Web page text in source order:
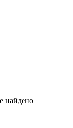
найдено